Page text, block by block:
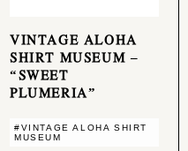
VINTAGE ALOHA
SHIRT MUSEUM –
“SWEET
PLUMERIA”
#VINTAGE ALOHA SHIRT
MUSEUM